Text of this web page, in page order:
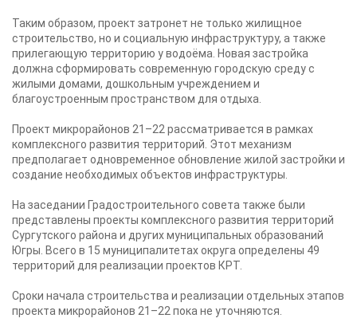
Таким образом, проект затронет не только жилищное
строительство, но и социальную инфраструктуру, а также
прилегающую территорию у водоёма. Новая застройка
должна сформировать современную городскую среду с
жилыми домами, дошкольным учреждением и
благоустроенным пространством для отдыха.
Проект микрорайонов 21–22 рассматривается в рамках
комплексного развития территорий. Этот механизм
предполагает одновременное обновление жилой застройки и
создание необходимых объектов инфраструктуры.
На заседании Градостроительного совета также были
представлены проекты комплексного развития территорий
Сургутского района и других муниципальных образований
Югры. Всего в 15 муниципалитетах округа определены 49
территорий для реализации проектов КРТ.
Сроки начала строительства и реализации отдельных этапов
проекта микрорайонов 21–22 пока не уточняются.